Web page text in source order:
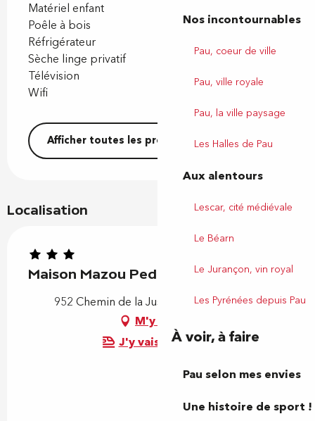
Nos incontournables
Pau, coeur de ville
Pau, ville royale
Pau, la ville paysage
Les Halles de Pau
Aux alentours
Lescar, cité médiévale
Le Béarn
Le Jurançon, vin royal
Les Pyrénées depuis Pau
À voir, à faire
Pau selon mes envies
Une histoire de sport !
Matériel enfant
Poêle à bois
Réfrigérateur
Sèche linge privatif
Télévision
Wifi
Afficher toutes les prestations
Localisation
Maison Mazou Pedelacq
952 Chemin de la Juscle, 64290 Aubertin
M'y rendre
J'y vais en train !